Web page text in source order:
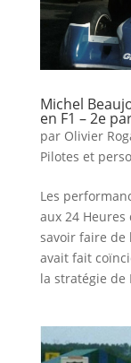
Michel
en F1 – 2e
par Olivier
Pilotes et
Les
aux 24
savoir faire de
avait fait
la stratégie de